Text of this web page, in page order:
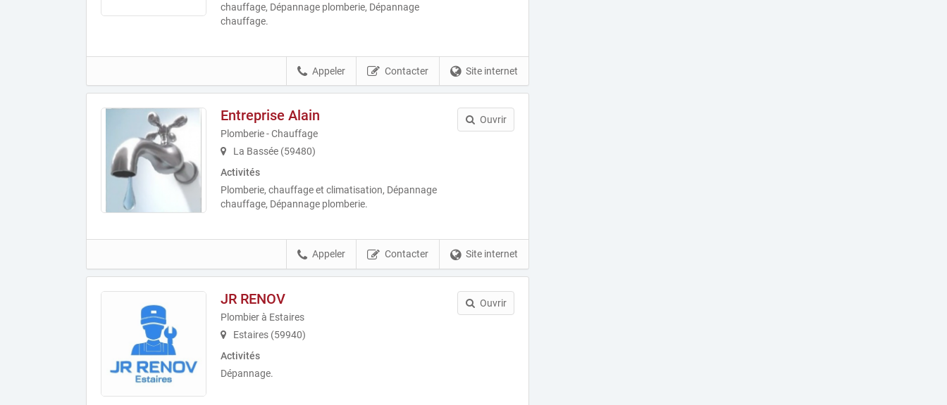
chauffage, Dépannage plomberie, Dépannage
chauffage.
Site internet
Contacter
Appeler
Entreprise Alain
Plomberie - Chauffage
La Bassée (59480)
Activités
Plomberie, chauffage et climatisation, Dépannage
chauffage, Dépannage plomberie.
Ouvrir
Site internet
Contacter
Appeler
JR RENOV
Plombier à Estaires
Estaires (59940)
Activités
Dépannage.
Ouvrir